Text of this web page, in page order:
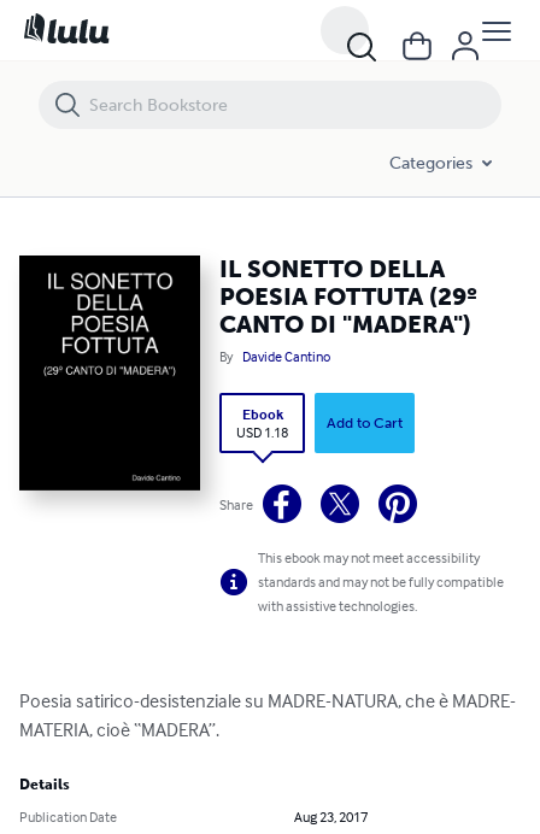
Categories
IL SONETTO DELLA
POESIA FOTTUTA (29º
CANTO DI "MADERA")
By Davide Cantino
Ebook
USD 1.18
Add to Cart
Share
This ebook may not meet accessibility
standards and may not be fully compatible
with assistive technologies.
Poesia satirico-desistenziale su MADRE-NATURA, che è MADRE-
MATERIA, cioè “MADERA”.
Details
Publication Date
Aug 23, 2017
IL SONETTO DELLA POESIA FOTTUTA (29º CANTO DI "MADERA")